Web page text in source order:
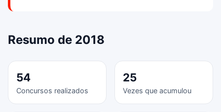
Resumo de 2018
54
Concursos realizados
25
Vezes que acumulou